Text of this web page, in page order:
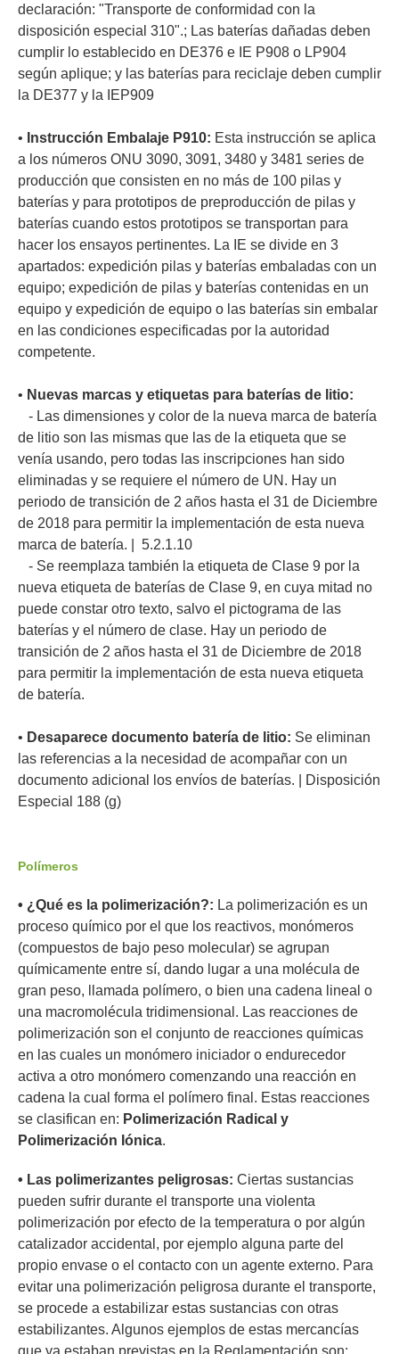
declaración: "Transporte de conformidad con la
disposición especial 310".; Las baterías dañadas deben
cumplir lo establecido en DE376 e IE P908 o LP904
según aplique; y las baterías para reciclaje deben cumplir
la DE377 y la IEP909
• Instrucción Embalaje P910: Esta instrucción se aplica
a los números ONU 3090, 3091, 3480 y 3481 series de
producción que consisten en no más de 100 pilas y
baterías y para prototipos de preproducción de pilas y
baterías cuando estos prototipos se transportan para
hacer los ensayos pertinentes. La IE se divide en 3
apartados: expedición pilas y baterías embaladas con un
equipo; expedición de pilas y baterías contenidas en un
equipo y expedición de equipo o las baterías sin embalar
en las condiciones especificadas por la autoridad
competente.
• Nuevas marcas y etiquetas para baterías de litio:
- Las dimensiones y color de la nueva marca de batería
de litio son las mismas que las de la etiqueta que se
venía usando, pero todas las inscripciones han sido
eliminadas y se requiere el número de UN. Hay un
periodo de transición de 2 años hasta el 31 de Diciembre
de 2018 para permitir la implementación de esta nueva
marca de batería. | 5.2.1.10
- Se reemplaza también la etiqueta de Clase 9 por la
nueva etiqueta de baterías de Clase 9, en cuya mitad no
puede constar otro texto, salvo el pictograma de las
baterías y el número de clase. Hay un periodo de
transición de 2 años hasta el 31 de Diciembre de 2018
para permitir la implementación de esta nueva etiqueta
de batería.
• Desaparece documento batería de litio: Se eliminan
las referencias a la necesidad de acompañar con un
documento adicional los envíos de baterías. | Disposición
Especial 188 (g)
Polímeros
• ¿Qué es la polimerización?: La polimerización es un
proceso químico por el que los reactivos, monómeros
(compuestos de bajo peso molecular) se agrupan
químicamente entre sí, dando lugar a una molécula de
gran peso, llamada polímero, o bien una cadena lineal o
una macromolécula tridimensional. Las reacciones de
polimerización son el conjunto de reacciones químicas
en las cuales un monómero iniciador o endurecedor
activa a otro monómero comenzando una reacción en
cadena la cual forma el polímero final. Estas reacciones
se clasifican en: Polimerización Radical y
Polimerización Iónica.
• Las polimerizantes peligrosas: Ciertas sustancias
pueden sufrir durante el transporte una violenta
polimerización por efecto de la temperatura o por algún
catalizador accidental, por ejemplo alguna parte del
propio envase o el contacto con un agente externo. Para
evitar una polimerización peligrosa durante el transporte,
se procede a estabilizar estas sustancias con otras
estabilizantes. Algunos ejemplos de estas mercancías
que ya estaban previstas en la Reglamentación son: